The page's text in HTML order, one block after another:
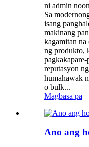
ni admin
Sa
isang
makinang
kagamitan na
ng produkto,
reputasyon
humahawak
o bulk...
Magbasa pa
Ano ang